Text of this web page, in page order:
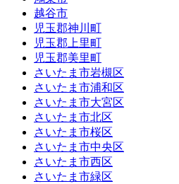
越谷市
児玉郡神川町
児玉郡上里町
児玉郡美里町
さいたま市岩槻区
さいたま市浦和区
さいたま市大宮区
さいたま市北区
さいたま市桜区
さいたま市中央区
さいたま市西区
さいたま市緑区